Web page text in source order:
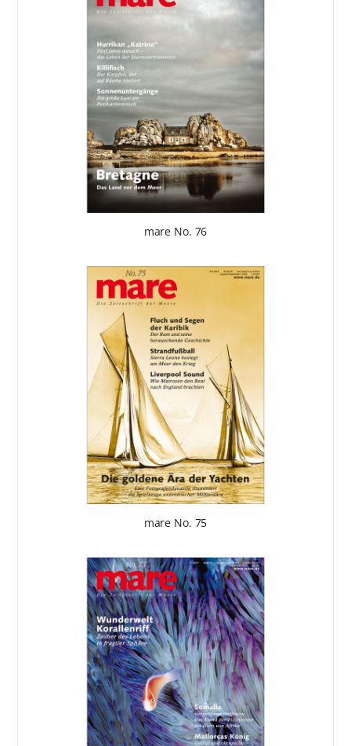
mare No. 76
mare No. 75